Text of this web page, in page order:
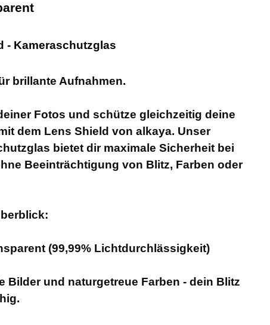
- Kameraschutzglas
brillante Aufnahmen.
Fotos und schütze gleichzeitig deine
dem Lens Shield von alkaya. Unser
bietet dir maximale Sicherheit bei
Beeinträchtigung von Blitz, Farben oder
(99,99% Lichtdurchlässigkeit)
Bilder und naturgetreue Farben - dein Blitz